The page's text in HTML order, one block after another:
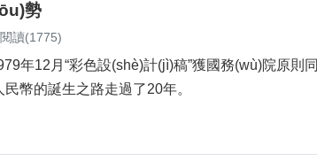
勢
閱讀(1775)
年12月“彩色設(shè)計(jì)稿”獲國務(wù)院原則同
民幣的誕生之路走過了20年。